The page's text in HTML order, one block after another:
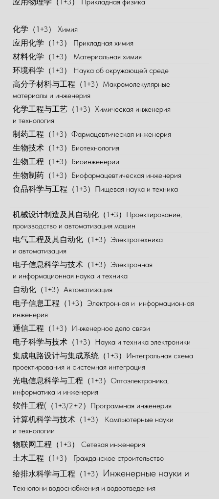
化学（1+3） Химия
应用化学（1+3） Прикладная химия
材料化学（1+3） Материальная химия
环境科学（1+3） Наука об окружающей среде
高分子材料与工程（1+3）Макромолекулярные
материалы и инженерия
化学工程与工艺（1+3）Химическая инженерия
и технология
制药工程（1+3）Фармацевтическая инженерия
生物技术（1+3）Биотехнология
生物工程（1+3）Биоинженерии
生物制药（1+3）Биофармацевтическая инженерия
食品科学与工程（1+3）Пищевая наука и техника
机械设计制造及其自动化（1+3）Проектирование,
производство и автоматизация машин
电气工程及其自动化（1+3）Электротехника
и автоматизация
电子信息科学与技术（1+3）Электронная
и информационная наука и техника
自动化（1+3）Автоматизация
电子信息工程（1+3）Электронная и информационная
инженерия
通信工程（1+3）Инженерное дело связи
电子科学与技术（1+3）Наука и техника электроники
集成电路设计与集成系统（1+3）Интегральная схема
проектирования и системная интеграция
光电信息科学与工程（1+3）Оптоэлектроника,
информатика и инженерия
软件工程(（1+3/2+2）Программная инженерия
计算机科学与技术（1+3） Компьютерные науки
и технологии
物联网工程（1+3） Сетевая инженерия
土木工程（1+3） Гражданское строительство
给排水科学与工程（1+3）
Инженерные науки и
технолони водоснабжения и водоотведения